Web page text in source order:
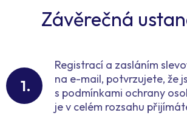
Závěrečná
Registrací a zasláním
na e-mail, potvrzujete, že
s podmínkami ochrany
je v celém rozsahu